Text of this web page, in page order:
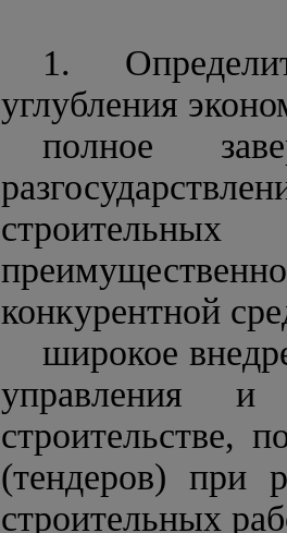
1.
углубления
полное
конкурентной
широкое
управления и
строительстве,
(тендеров) при
строительных